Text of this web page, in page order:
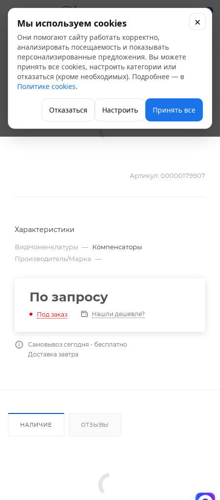
0
Гибкая вставка KP-
EPDM 50-16-35 100мм
Компенсаторы
Артикул: 00000179907
Характеристики
ВидНоменклатуры — Компенсаторы
Производитель/Марка —
По запросу
Под заказ Нашли дешевле?
Самовывоз сегодня - бесплатно
Доставка завтра
НАЛИЧИЕ ОТЗЫВЫ
Мы используем cookies
Они помогают сайту работать корректно,
анализировать посещаемость и показывать
персонализированные предложения. Вы можете
принять все cookies, настроить категории или
отказаться (кроме необходимых). Подробнее — в
Политике cookies.
Отказаться Настроить Принять все
×